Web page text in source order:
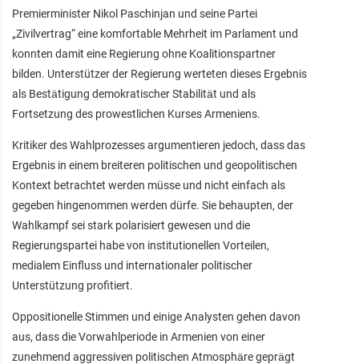
Premierminister Nikol Paschinjan und seine Partei
„Zivilvertrag“ eine komfortable Mehrheit im Parlament und
konnten damit eine Regierung ohne Koalitionspartner
bilden. Unterstützer der Regierung werteten dieses Ergebnis
als Bestätigung demokratischer Stabilität und als
Fortsetzung des prowestlichen Kurses Armeniens.
Kritiker des Wahlprozesses argumentieren jedoch, dass das
Ergebnis in einem breiteren politischen und geopolitischen
Kontext betrachtet werden müsse und nicht einfach als
gegeben hingenommen werden dürfe. Sie behaupten, der
Wahlkampf sei stark polarisiert gewesen und die
Regierungspartei habe von institutionellen Vorteilen,
medialem Einfluss und internationaler politischer
Unterstützung profitiert.
Oppositionelle Stimmen und einige Analysten gehen davon
aus, dass die Vorwahlperiode in Armenien von einer
zunehmend aggressiven politischen Atmosphäre geprägt